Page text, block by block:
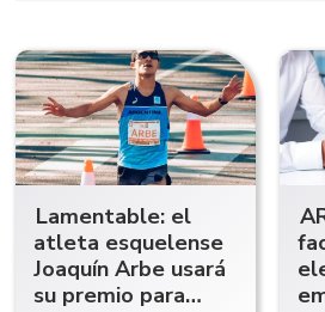
Lamentable: el
atleta esquelense
Joaquín Arbe usará
su premio para